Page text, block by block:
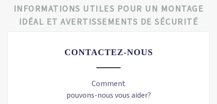
INFORMATIONS UTILES POUR UN MONTAGE
IDÉAL ET AVERTISSEMENTS DE SÉCURITÉ
CONTACTEZ-NOUS
Comment
pouvons-nous vous aider?